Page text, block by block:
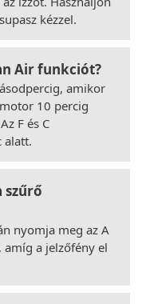
kézzel.
Air funkciót?
amikor
10 percig
F és C
alatt.
szűrő
nyomja meg az A
a jelzőfény el